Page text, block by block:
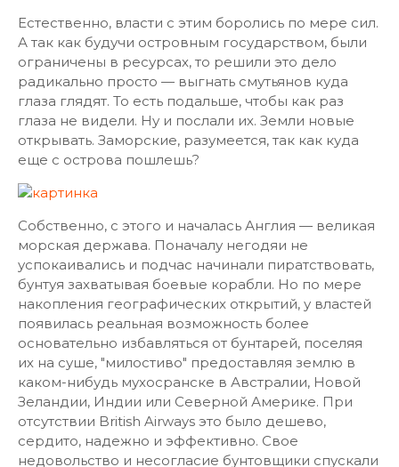
Естественно, власти с этим боролись по мере сил.
А так как будучи островным государством, были
ограничены в ресурсах, то решили это дело
радикально просто — выгнать смутьянов куда
глаза глядят. То есть подальше, чтобы как раз
глаза не видели. Ну и послали их. Земли новые
открывать. Заморские, разумеется, так как куда
еще с острова пошлешь?
Собственно, с этого и началась Англия — великая
морская держава. Поначалу негодяи не
успокаивались и подчас начинали пиратствовать,
бунтуя захватывая боевые корабли. Но по мере
накопления географических открытий, у властей
появилась реальная возможность более
основательно избавляться от бунтарей, поселяя
их на суше, "милостиво" предоставляя землю в
каком-нибудь мухосранске в Австралии, Новой
Зеландии, Индии или Северной Америке. При
отсутствии British Airways это было дешево,
сердито, надежно и эффективно. Свое
недовольство и несогласие бунтовщики спускали